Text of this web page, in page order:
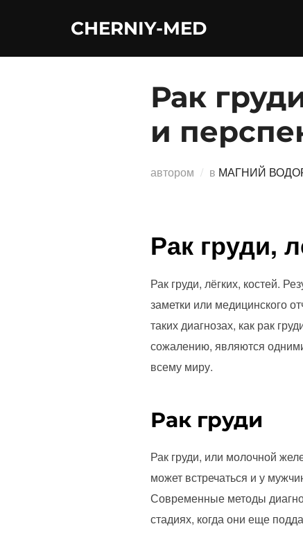
CHERNIY-MED
Рак
и
автором в МАГНИЙ
Рак груди,
Рак груди, лёгких, костей.
заметки или медицинского
таких диагнозах, как рак
сожалению, являются
всему миру.
Рак груди
Рак груди, или молочной
может встречаться и у
Современные методы
стадиях, когда они еще